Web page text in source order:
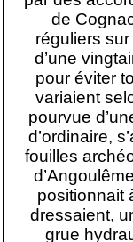
de
réguliers
d’une
pour éviter
variaient
pourvue
d’ordinaire,
fouilles
positionnait
dressaient,
grue